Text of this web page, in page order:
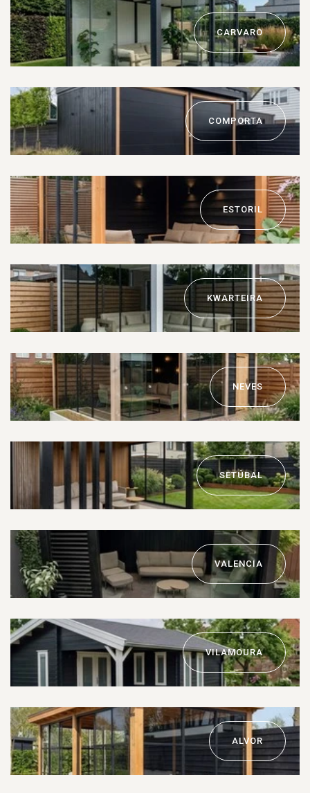
CARVARO
COMPORTA
ESTORIL
KWARTEIRA
NEVES
SETÚBAL
VALENCIA
VILAMOURA
ALVOR